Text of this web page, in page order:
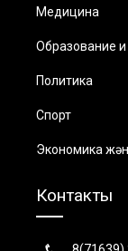
Медицина
Образование и
Политика
Спорт
Экономика
Контакты